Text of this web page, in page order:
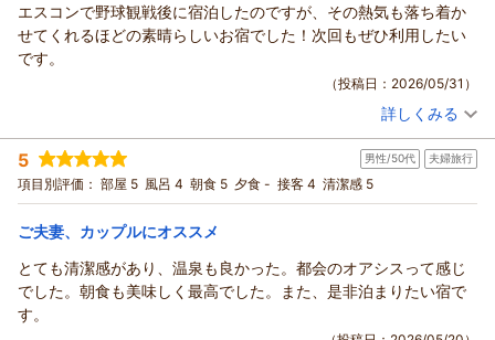
ONSEN RYOKAN 由縁 札幌 宿泊マネージャー
（返信日：2026/06/09）
ONSEN RYOKAN 由縁 札幌からの返信
まー様
この度は数ある宿泊施設の中から当館をお選びいただき、誠に
お部屋につきましてお褒めのお言葉を頂戴し、従業員一同大変
嬉しく存じます。
当館自慢の大浴場にて日頃の疲れを癒していただけたとのこ
と、またご朝食につきましてもご満足いただけたご様子を文面
よりお伺いすることができ、何よりでございます。
仰る通り、当館は閑静な立地にございます。徒歩圏内には北大
ひ散策をお楽しみいただければ幸いです。
改めまして、この度はお忙しい中貴重なご感想をお寄せいただ
き、誠にありがとうございます。またお目にかかれます日を、
エスコンで野球観戦後に宿泊したのですが、その熱気も落ち着か
せてくれるほどの素晴らしいお宿でした！次回もぜひ利用したい
です。
（投稿日：2026/05/31）
投稿者： なるさん(男性/40代)
宿泊プラン： じゃらん限定【連泊割】＜2連泊以上の滞在でお得＞事前カー
ド決済◆由縁札幌連泊プラン◆素泊まり
ダブル 食事なし
宿泊価格帯： 9,001～10,000円(大人一人あたり/税込)
なる 様
この度は、ONSEN RYOKAN 由縁 札幌にてご滞在いただきまし
て、誠にありがとうございます。野球観戦後に当館でごゆるり
詳しくみる
5 男性/50代 夫婦旅行
項目別評価： 部屋 5 風呂 4 朝食 5 夕食 - 接客 4 清潔感 5
ご夫妻、カップルにオススメ
とても清潔感があり、温泉も良かった。都会のオアシスって感じ
でした。朝食も美味しく最高でした。また、是非泊まりたい宿で
す。